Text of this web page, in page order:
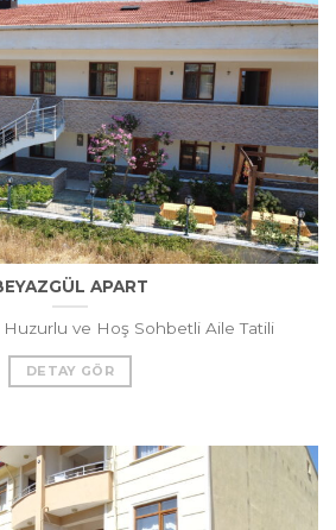
APART
ve Hoş Sohbetli Aile Tatili
DETAY GÖR